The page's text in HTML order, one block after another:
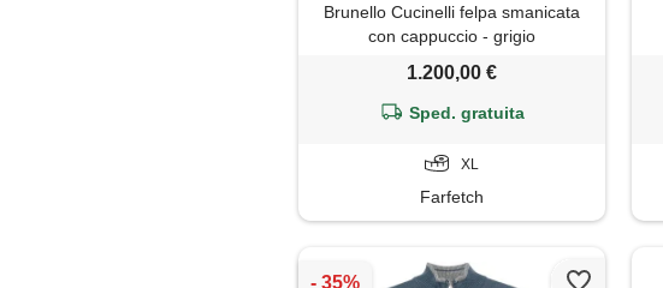
Brunello Cucinelli felpa smanicata
con cappuccio - grigio
1.200,00 €
Sped. gratuita
XL
Farfetch